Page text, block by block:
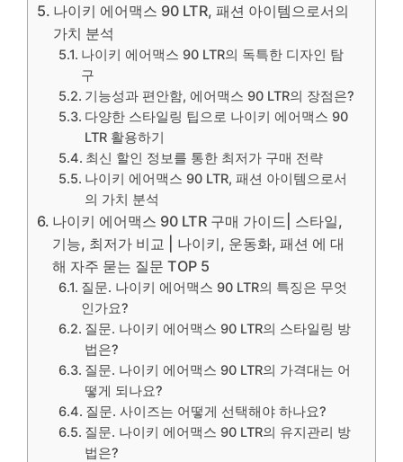
나이키 에어맥스 90 LTR, 패션 아이템으로서의
가치 분석
나이키 에어맥스 90 LTR의 독특한 디자인 탐
구
기능성과 편안함, 에어맥스 90 LTR의 장점은?
다양한 스타일링 팁으로 나이키 에어맥스 90
LTR 활용하기
최신 할인 정보를 통한 최저가 구매 전략
나이키 에어맥스 90 LTR, 패션 아이템으로서
의 가치 분석
나이키 에어맥스 90 LTR 구매 가이드| 스타일,
기능, 최저가 비교 | 나이키, 운동화, 패션 에 대
해 자주 묻는 질문 TOP 5
질문. 나이키 에어맥스 90 LTR의 특징은 무엇
인가요?
질문. 나이키 에어맥스 90 LTR의 스타일링 방
법은?
질문. 나이키 에어맥스 90 LTR의 가격대는 어
떻게 되나요?
질문. 사이즈는 어떻게 선택해야 하나요?
질문. 나이키 에어맥스 90 LTR의 유지관리 방
법은?